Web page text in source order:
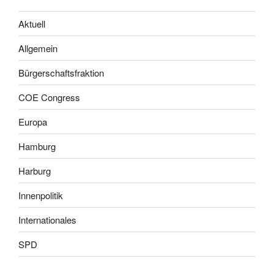
Aktuell
Allgemein
Bürgerschaftsfraktion
COE Congress
Europa
Hamburg
Harburg
Innenpolitik
Internationales
SPD